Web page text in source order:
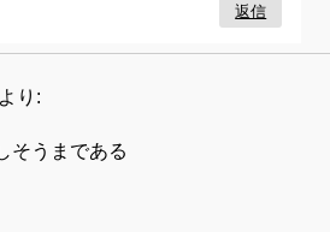
返信
より:
そうまである